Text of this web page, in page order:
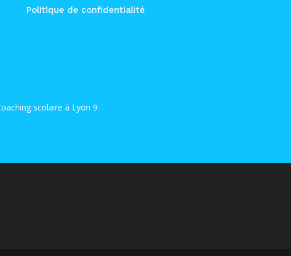
Politique de confidentialité
scolaire à Lyon 9